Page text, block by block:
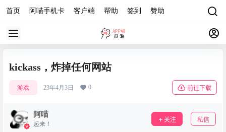
首页 阿喵手机卡 客户端 帮助 签到 赞助
kickass，炸掉任何网站
游戏 23年4月3日 0 前往下载
阿喵
起来！
关注 私信